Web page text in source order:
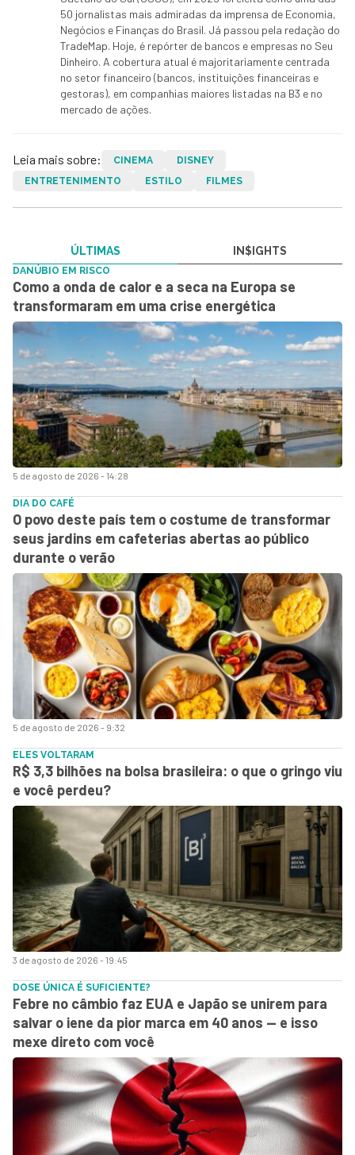
50 jornalistas mais admiradas da imprensa de Economia,
Negócios e Finanças do Brasil. Já passou pela redação do
TradeMap. Hoje, é repórter de bancos e empresas no Seu
Dinheiro. A cobertura atual é majoritariamente centrada
no setor financeiro (bancos, instituições financeiras e
gestoras), em companhias maiores listadas na B3 e no
mercado de ações.
Leia mais sobre: CINEMA
DISNEY
ENTRETENIMENTO
ESTILO FILMES
ÚLTIMAS IN$IGHTS
5 de agosto de 2026 - 14:28
DANÚBIO EM RISCO
Como a onda de calor e a seca na Europa se
transformaram em uma crise energética
5 de agosto de 2026 - 9:32
DIA DO CAFÉ
O povo deste país tem o costume de transformar
seus jardins em cafeterias abertas ao público
durante o verão
3 de agosto de 2026 - 19:45
ELES VOLTARAM
R$ 3,3 bilhões na bolsa brasileira: o que o gringo viu
e você perdeu?
DOSE ÚNICA É SUFICIENTE?
Febre no câmbio faz EUA e Japão se unirem para
salvar o iene da pior marca em 40 anos — e isso
mexe direto com você